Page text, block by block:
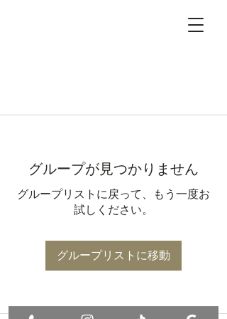
グループが見つかりません
グループリストに戻って、もう一度お
試しください。
グループリストに移動